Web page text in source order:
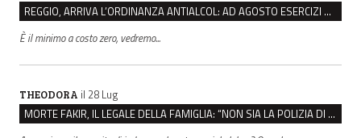
REGGIO, ARRIVA L’ORDINANZA ANTIALCOL: AD AGOSTO ESERCIZI DI VICINATO CHIUSI DALLE 22 ALLE 6
È il minimo a costo zero, vedremo...
THEODORA il 28 Lug
MORTE FAKIR, IL LEGALE DELLA FAMIGLIA: “NON SIA LA POLIZIA DI STATO A INDAGARE”